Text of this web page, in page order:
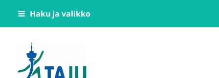
Siirry
Haku ja valikko
Tampereen Jumppatiimi TAJU ry